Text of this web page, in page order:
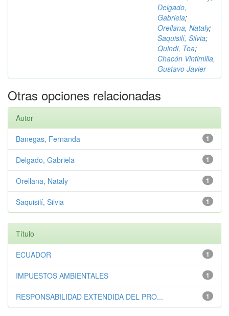
Delgado,
Gabriela;
Orellana, Nataly;
Saquisilí, Silvia;
Quindi, Toa;
Chacón Vintimilla,
Gustavo Javier
Otras opciones relacionadas
Autor
1
Banegas, Fernanda
1
Delgado, Gabriela
1
Orellana, Nataly
1
Saquisilí, Silvia
Título
1
ECUADOR
1
IMPUESTOS AMBIENTALES
1
RESPONSABILIDAD EXTENDIDA DEL PRO...